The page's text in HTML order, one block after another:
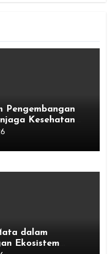
Pengembangan
Kesehatan
dalam
Ekosistem